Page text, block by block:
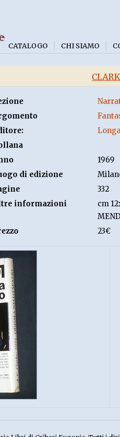
CATALOGO CHI SIAMO
1969
di edizione
332
informazioni
cm
23€